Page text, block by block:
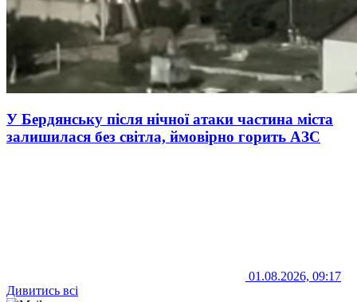
У Бердянську після нічної атаки частина міста
залишилася без світла, ймовірно горить АЗС
01.08.2026, 09:17
Дивитись всі